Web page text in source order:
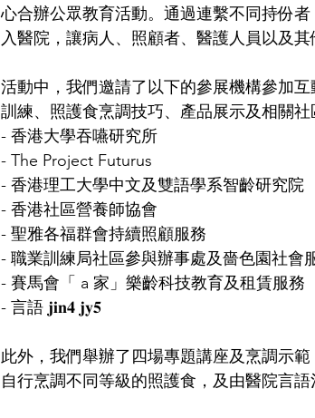
心合辦公眾教育活動。通過連繫不同持份
入醫院，讓病人、照顧者、醫護人員以及
活動中，我們邀請了以下的參展機構參加
訓練、照護食烹調技巧、產品展示及相關社
- 香港大學吞嚥研究所
- The Project Futurus
- 香港理工大學中文及雙語學系智齡研究院
- 香港社區營養師協會
- 聖雅各福群會持續照顧服務
- 職業訓練局社區參與辦事處及嗇色園社會
- 賽馬會「 a 家」樂齡科技教育及租賃服務
- 言語 𝐣𝐢𝐧𝟒 𝐣𝐲𝟓
此外，我們舉辦了四場專題講座及烹調示
自行烹調不同等級的照護食，及由醫院言語